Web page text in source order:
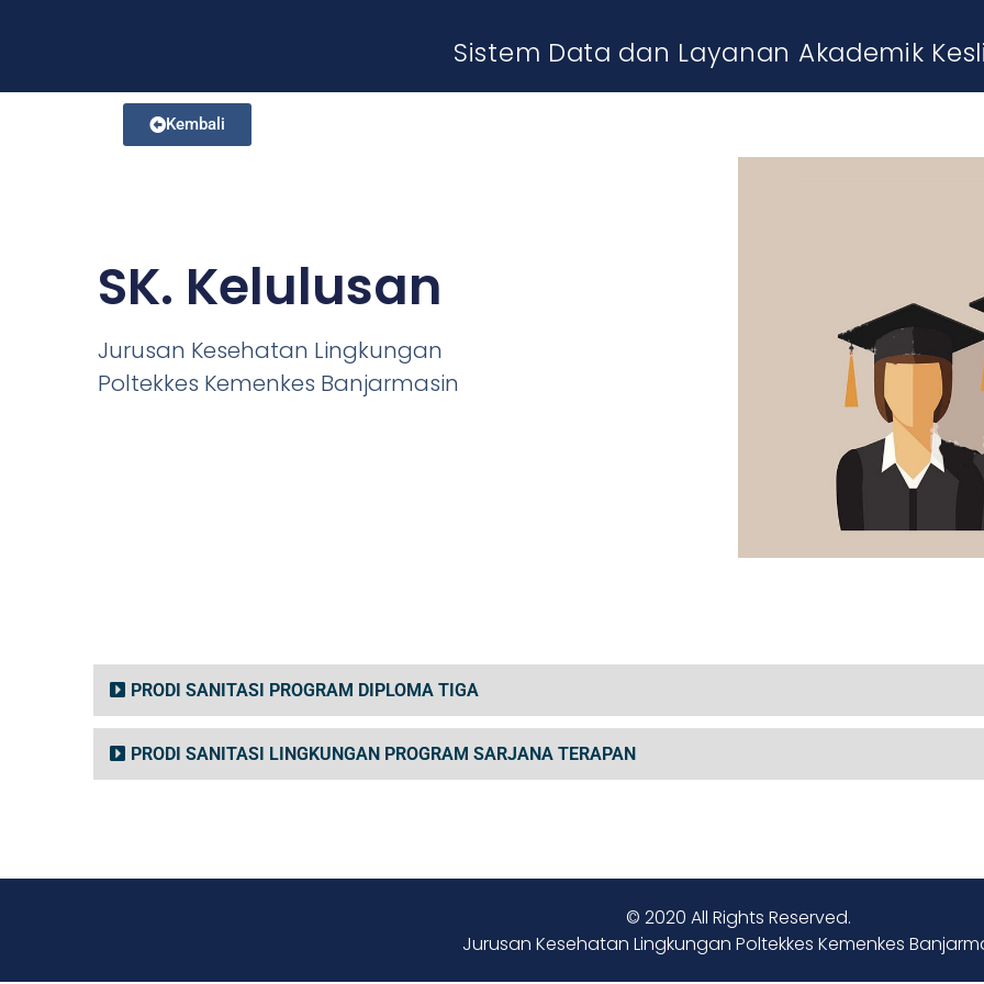
Sistem Data dan Layanan Akademik
Kembali
SK. Kelulusan
Jurusan Kesehatan Lingkungan
Poltekkes Kemenkes Banjarmasin
PRODI SANITASI PROGRAM DIPLOMA TIGA
PRODI SANITASI LINGKUNGAN PROGRAM SARJANA TERAPAN
© 2020 All Rights Reserved.
Jurusan Kesehatan Lingkungan Poltekkes Kemenkes